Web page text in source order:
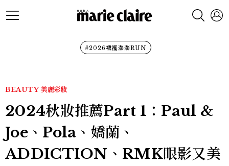
#2026裙襬澎澎RUN
BEAUTY 美麗彩妝
2024秋妝推薦Part 1：Paul &
Joe、Pola、嬌蘭、
ADDICTION、RMK眼影又美